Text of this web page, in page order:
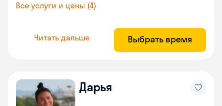
Все услуги и цены (4)
Читать дальше Выбрать время
Дарья